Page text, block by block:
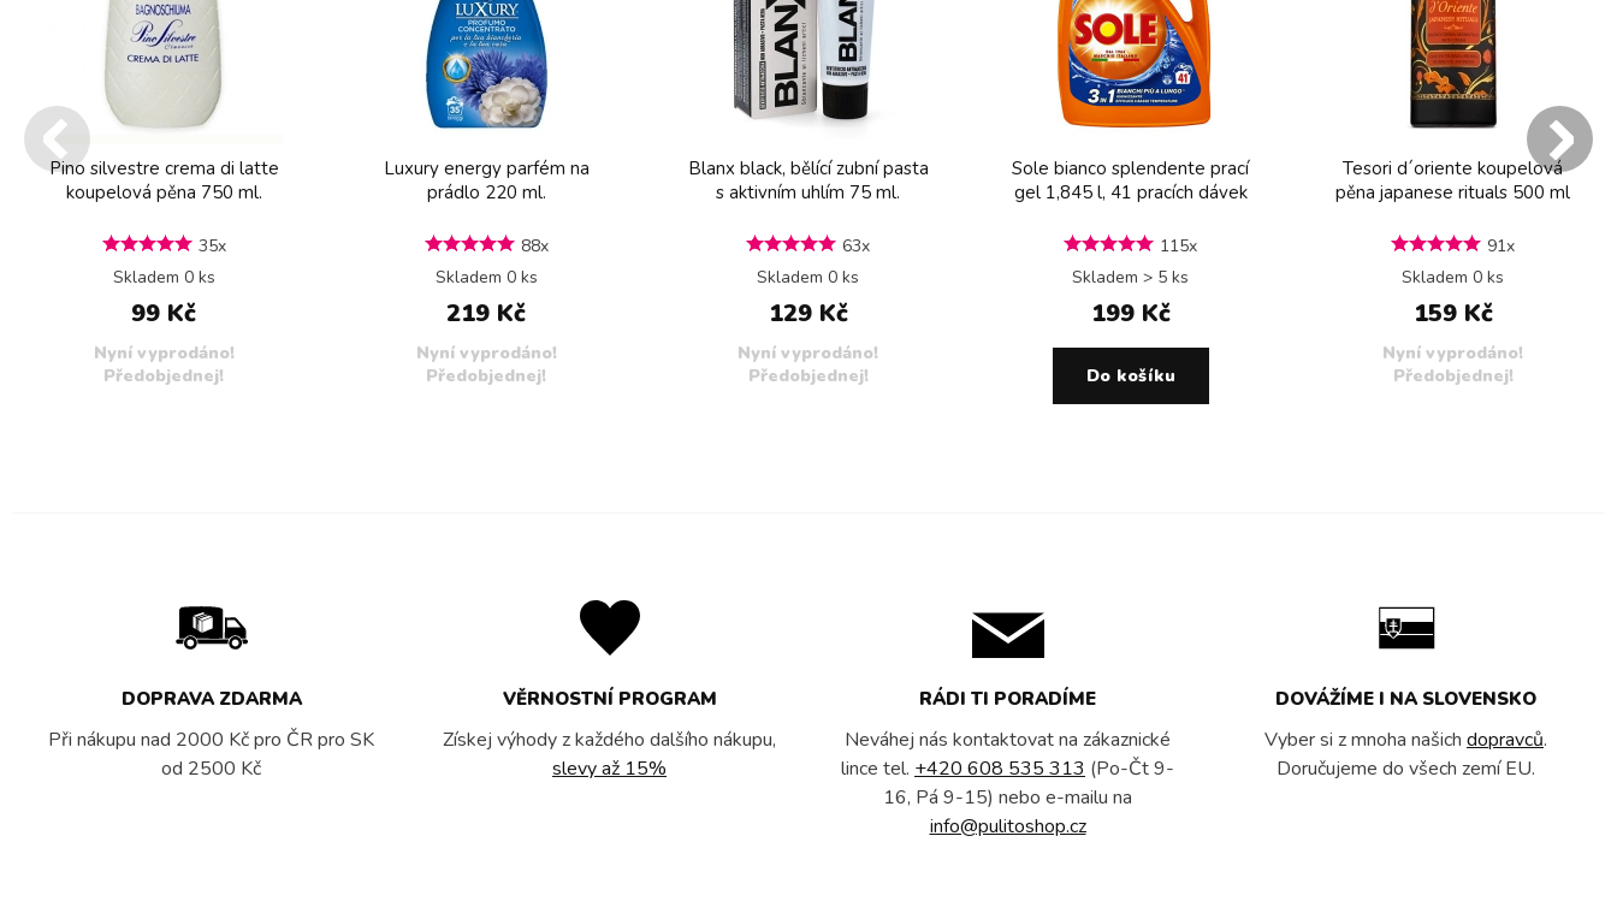
Pino silvestre crema di latte
koupelová pěna 750 ml.
35x
Skladem 0 ks
99 Kč
Nyní vyprodáno!
Předobjednej!
Luxury energy parfém na
prádlo 220 ml.
88x
Skladem 0 ks
219 Kč
Nyní vyprodáno!
Předobjednej!
Blanx black, bělící zubní pasta
s aktivním uhlím 75 ml.
63x
Skladem 0 ks
129 Kč
Nyní vyprodáno!
Předobjednej!
Sole bianco splendente prací
gel 1,845 l, 41 pracích dávek
115x
Skladem > 5 ks
199 Kč
Do košíku
Tesori d´oriente koupelová
pěna japanese rituals 500 ml
91x
Skladem 0 ks
159 Kč
Nyní vyprodáno!
Předobjednej!
DOPRAVA ZDARMA
Při nákupu nad 2000 Kč pro ČR pro SK
od 2500 Kč
VĚRNOSTNÍ PROGRAM
Získej výhody z každého dalšího nákupu,
slevy až 15%
RÁDI TI PORADÍME
Neváhej nás kontaktovat na zákaznické
lince tel. +420 608 535 313 (Po-Čt 9-
16, Pá 9-15) nebo e-mailu na
info@pulitoshop.cz
DOVÁŽÍME I NA SLOVENSKO
Vyber si z mnoha našich dopravců.
Doručujeme do všech zemí EU.